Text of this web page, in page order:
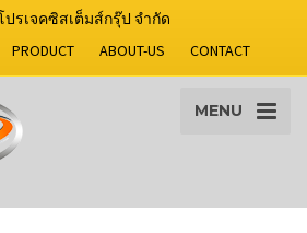
ปรเจคซิสเต็มส์กรุ๊ป จำกัด
PRODUCT ABOUT-US CONTACT
MENU